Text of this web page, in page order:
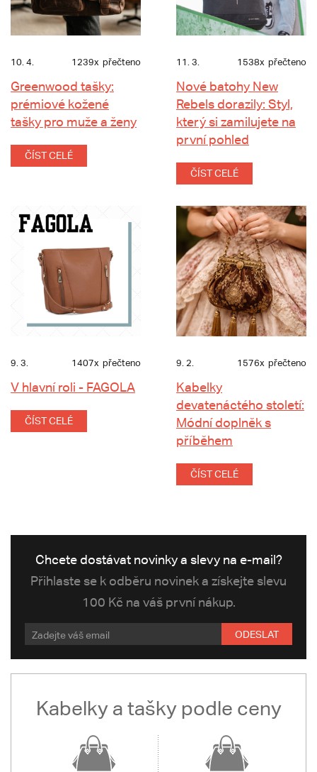
10. 4. 1239x přečteno
Greenwood tašky:
prémiové kožené
tašky pro muže a ženy
ČÍST CELÉ
11. 3. 1538x přečteno
Nové batohy New
Rebels dorazily: Styl,
který si zamilujete na
první pohled
ČÍST CELÉ
9. 3. 1407x přečteno
V hlavní roli - FAGOLA
ČÍST CELÉ
9. 2. 1576x přečteno
Kabelky
devatenáctého století:
Módní doplněk s
příběhem
ČÍST CELÉ
Chcete dostávat novinky a slevy na e-mail?
Přihlaste se k odběru novinek a získejte slevu
100 Kč na váš první nákup.
ODESLAT
Kabelky a tašky podle ceny